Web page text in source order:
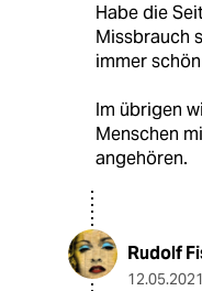
Habe die
Missbrauch
immer
Im übrigen
Menschen
angehören.
Rudolf
12.05.2021